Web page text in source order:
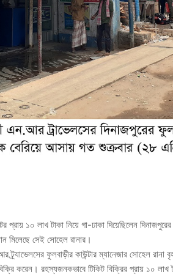
প্রায় ১০ লাখ টাকা নিয়ে গা-ঢাকা দিয়েছিলেন
মিলেছে সেই সোহেল রানার।
ট্র্যাভেলসের ফুলবাড়ীর কাউন্টার ম্যানেজার সোহেল
করেন। রহস্যজনকভাবে টিকিট বিক্রির প্রায় ১০ লাখ